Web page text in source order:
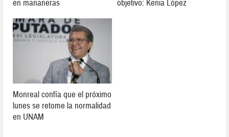
en mañaneras objetivo: Kenia López
Monreal confía que el próximo
lunes se retome la normalidad
en UNAM